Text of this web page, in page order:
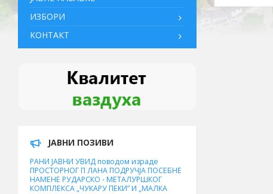
ИЗБОРИ
КОНТАКТ
ЈАВНИ ПОЗИВИ
РАНИ ЈАВНИ УВИД поводом израде
ПРОСТОРНОГ П ЛАНА ПОДРУЧЈА ПОСЕБНЕ
НАМЕНЕ РУДАРСКО - МЕТАЛУРШКОГ
КОМПЛЕКСА „ЧУКАРУ ПЕКИ” И „МАЛКА